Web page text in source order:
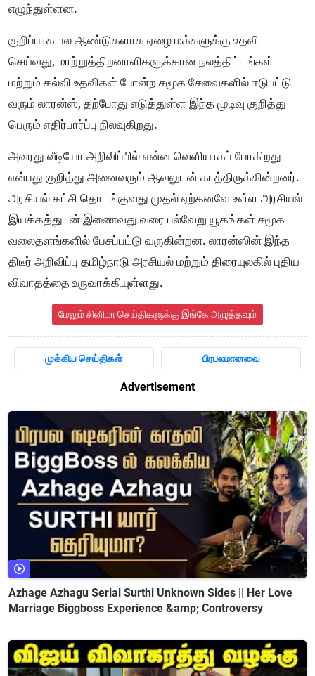
எழுந்துள்ளன.
குறிப்பாக பல ஆண்டுகளாக ஏழை மக்களுக்கு உதவி
செய்வது, மாற்றுத்திறனாளிகளுக்கான நலத்திட்டங்கள்
மற்றும் கல்வி உதவிகள் போன்ற சமூக சேவைகளில் ஈடுபட்டு
வரும் லாரன்ஸ், தற்போது எடுத்துள்ள இந்த முடிவு குறித்து
பெரும் எதிர்பார்ப்பு நிலவுகிறது.
அவரது வீடியோ அறிவிப்பில் என்ன வெளியாகப் போகிறது
என்பது குறித்து அனைவரும் ஆவலுடன் காத்திருக்கின்றனர்.
அரசியல் கட்சி தொடங்குவது முதல் ஏற்கனவே உள்ள அரசியல்
இயக்கத்துடன் இணைவது வரை பல்வேறு யூகங்கள் சமூக
வலைதளங்களில் பேசப்பட்டு வருகின்றன. லாரன்ஸின் இந்த
திடீர் அறிவிப்பு தமிழ்நாடு அரசியல் மற்றும் திரையுலகில் புதிய
விவாதத்தை உருவாக்கியுள்ளது.
மேலும் சினிமா செய்திகளுக்கு இங்கே அழுத்தவும்
முக்கிய செய்திகள் பிரபலமானவை
Advertisement
Azhage Azhagu Serial Surthi Unknown Sides || Her Love
Marriage Biggboss Experience &amp; Controversy